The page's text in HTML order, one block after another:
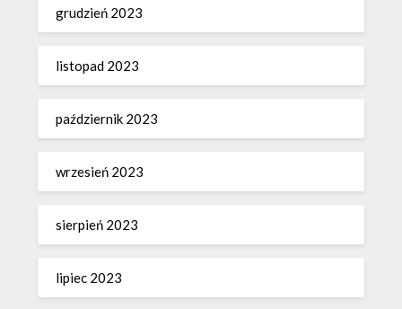
grudzień 2023
listopad 2023
październik 2023
wrzesień 2023
sierpień 2023
lipiec 2023